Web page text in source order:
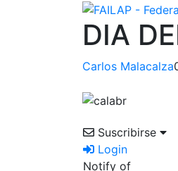
DIA
Carlos Malacalza
Suscribirse
Login
Notify of